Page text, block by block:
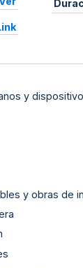
y
y obras de